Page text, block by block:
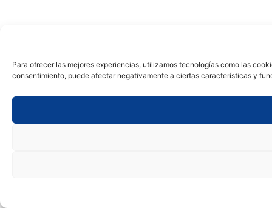
Para ofrecer las mejores experiencias, utilizamos tecnologías como las
consentimiento, puede afectar negativamente a ciertas características y